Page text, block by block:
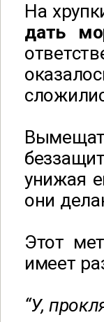
На
дать
унижая
они
Этот
имеет
“У,